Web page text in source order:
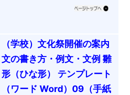
（学校）文化祭開催の案内
文の書き方・例文・文例 雛
形（ひな形） テンプレート
（ワード Word）09（手紙